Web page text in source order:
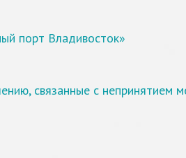
порт Владивосток»
связанные с непринятием